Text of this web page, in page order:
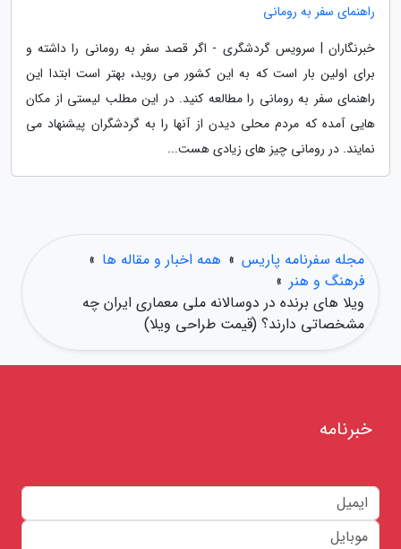
راهنمای سفر به رومانی
خبرنگاران | سرویس گردشگری - اگر قصد سفر به رومانی را داشته و
برای اولین بار است که به این کشور می روید، بهتر است ابتدا این
راهنمای سفر به رومانی را مطالعه کنید. در این مطلب لیستی از مکان
هایی آمده که مردم محلی دیدن از آنها را به گردشگران پیشنهاد می
نمایند. در رومانی چیز های زیادی هست...
مجله سفرنامه پاریس » همه اخبار و مقاله ها »
فرهنگ و هنر »
ویلا های برنده در دوسالانه ملی معماری ایران چه
مشخصاتی دارند؟ (قیمت طراحی ویلا)
خبرنامه